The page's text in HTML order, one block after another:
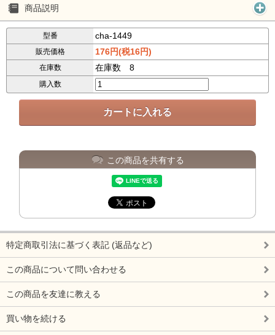
商品説明
型番 cha-1449
販売価格 176円(税16円)
在庫数 在庫数 8
購入数
この商品を共有する
特定商取引法に基づく表記 (返品など)
この商品について問い合わせる
この商品を友達に教える
買い物を続ける